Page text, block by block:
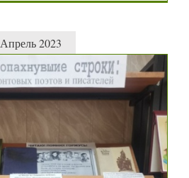
Апрель 2023